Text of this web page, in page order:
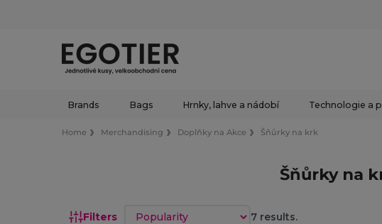
Brands Bags Hrnky, lahve a nádobí Technologie a
Home Merchandising Doplňky na Akce Šňůrky na krk
Šňůrky na
Filters Sort by 7 results.